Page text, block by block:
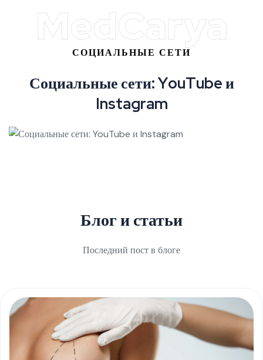
MedCarya
СОЦИАЛЬНЫЕ СЕТИ
Социальные сети:YouTubeи
Instagram
Блог и статьи
Последний пост в блоге